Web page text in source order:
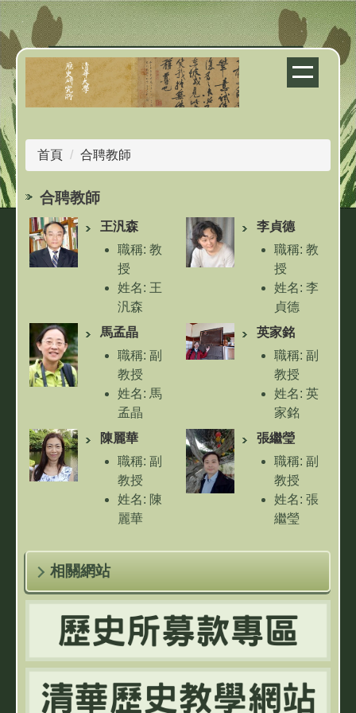
跳
到
主
要
內
容
區
首頁
合聘教師
合聘教師
王汎森
職稱: 教
授
姓名: 王
汎森
授課: 十
國思想專
題
email:
辦公室電
話:
李貞德
職稱: 教
授
姓名: 李
貞德
授課: 歷
討論
email:
辦公室電
話: 02-
26523129
馬孟晶
職稱: 副
教授
姓名: 馬
孟晶
授課: 藝
認識藝術
email:
mcma@mx.nthu.edu.tw
辦公室電
英家銘
職稱: 副
教授
姓名: 英
家銘
授課:
辦公室電
話:
陳麗華
職稱: 副
教授
姓名: 陳
麗華
史思維、
代世界、
中國的邊
疆與族
史
email:
lhchen101@mx.nthu.edu.tw
張繼瑩
職稱: 副
教授
姓名: 張
繼瑩
史思維、
生活史
email:
話:
相關網站